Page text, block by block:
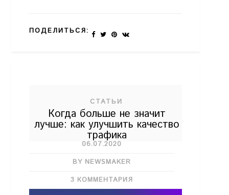
ПОДЕЛИТЬСЯ:
СТАТЬИ
Когда больше не значит
лучше: как улучшить качество
трафика
06.07.2020
BY NEWSMAKER
3 КОММЕНТАРИЯ